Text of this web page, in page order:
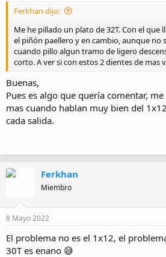
Ferkhan dijo:
Me he pillado un plato de 32T. Con el que
el piñón paellero y en cambio, aunque no
cuando pillo algun tramo de ligero
corto. A ver si con estos 2 dientes de mas
Buenas,
Pues es algo que quería comentar,
mas cuando hablan muy bien del
cada salida.
Ferkhan
Miembro
8 Mayo 2022
El problema no es el 1x12, el
30T es enano 😅